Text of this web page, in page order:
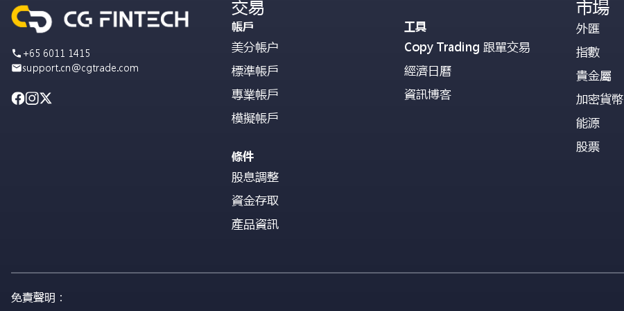
+65 6011 1415
support.cn@cgtrade.com
交易
帳戶
美分帳户
標準帳戶
專業帳戶
模擬帳戶
條件
股息調整
資金存取
產品資訊
工具
Copy Trading 跟單交易
經濟日曆
資訊博客
市場
外匯
指數
貴金屬
加密貨幣
能源
股票
免責聲明：